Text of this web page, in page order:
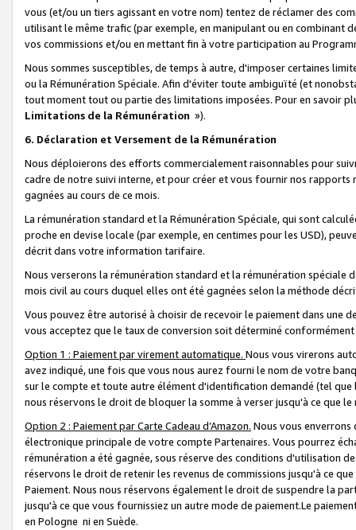
vous (et/ou un tiers agissant en votre nom) tentez de réclamer des
utilisant le même trafic (par exemple, en manipulant ou en combinant
vos commissions et/ou en mettant fin à votre participation au
Nous sommes susceptibles, de temps à autre, d'imposer certaines
ou la Rémunération Spéciale. Afin d'éviter toute ambiguïté (et
tout moment tout ou partie des limitations imposées. Pour en savoir
Limitations de la Rémunération »).
6. Déclaration et Versement de la Rémunération
Nous déploierons des efforts commercialement raisonnables pour
cadre de notre suivi interne, et pour créer et vous fournir nos
gagnées au cours de ce mois.
La rémunération standard et la Rémunération Spéciale, qui sont
proche en devise locale (par exemple, en centimes pour les USD),
décrit dans votre information tarifaire.
Nous verserons la rémunération standard et la rémunération spéciale
mois civil au cours duquel elles ont été gagnées selon la méthode
Vous pouvez être autorisé à choisir de recevoir le paiement dans une
vous acceptez que le taux de conversion soit déterminé
Option 1 : Paiement par virement automatique. Nous vous virerons
avez indiqué, une fois que vous nous aurez fourni le nom de votre
sur le compte et toute autre élément d'identification demandé (tel que
nous réservons le droit de bloquer la somme à verser jusqu'à ce que
Option 2 : Paiement par Carte Cadeau d’Amazon. Nous vous
électronique principale de votre compte Partenaires. Vous pourrez
rémunération a été gagnée, sous réserve des conditions d'utilisation
réservons le droit de retenir les revenus de commissions jusqu'à ce
Paiement. Nous nous réservons également le droit de suspendre la
jusqu'à ce que vous fournissiez un autre mode de paiement.Le
en Pologne ni en Suède.